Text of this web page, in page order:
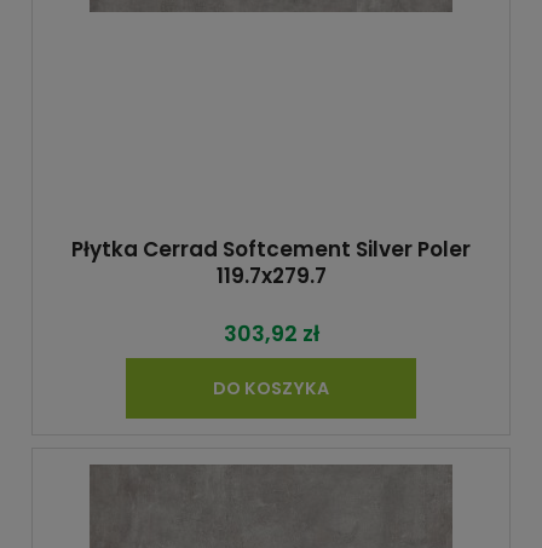
Płytka Cerrad Softcement Silver Poler
119.7x279.7
303,92 zł
DO KOSZYKA